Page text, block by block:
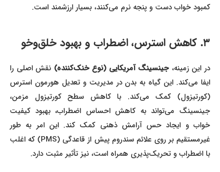
کمبود خواب دست و پنجه نرم می‌کنند، بسیار ارزشمند است.
در این زمینه،جینسینگ آمریکایی (نوع خنک‌کننده)نقش اصلی را
ایفا می‌کند. این گیاه به بدن در مدیریت و تعدیل هورمون استرس
(کورتیزول) کمک می‌کند. با کاهش سطح کورتیزول مزمن،
جینسینگ می‌تواند به کاهش احساس اضطراب، بهبود کیفیت
خواب و ایجاد حس آرامش ذهنی کمک کند. این امر به طور
غیرمستقیم بر روی علائم سندروم پیش از قاعدگی (PMS) که اغلب
با اضطراب و تحریک‌پذیری همراه است، نیز تأثیر مثبت دارد.